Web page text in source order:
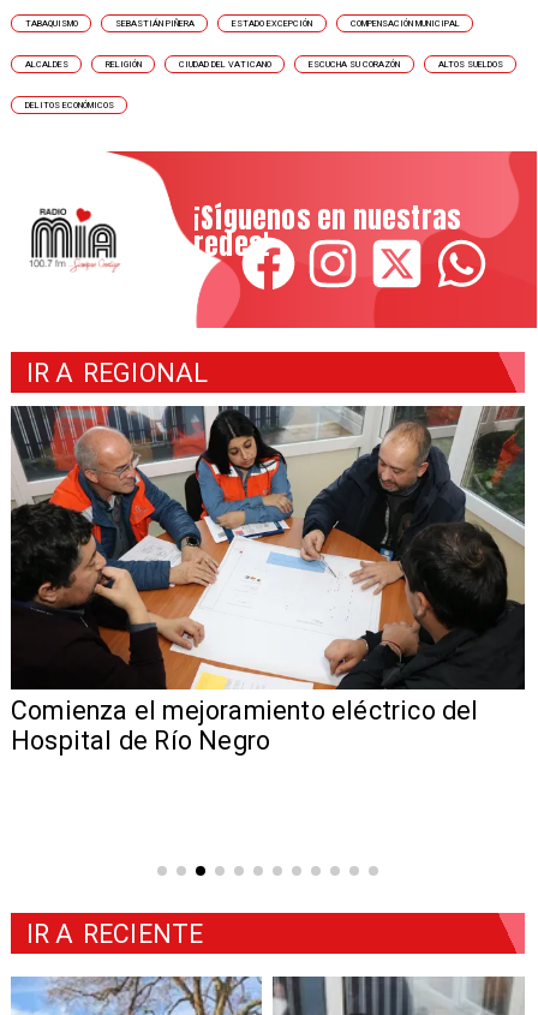
TABAQUISMO SEBASTIÁN PIÑERA ESTADO EXCEPCIÓN COMPENSACIÓN MUNICIPAL
ALCALDES RELIGIÓN CIUDAD DEL VATICANO ESCUCHA SU CORAZÓN ALTOS SUELDOS
DELITOS ECONÓMICOS
¡Síguenos en nuestras
redes!
IR A REGIONAL
Comienza el mejoramiento eléctrico del
Hospital de Río Negro
IR A RECIENTE